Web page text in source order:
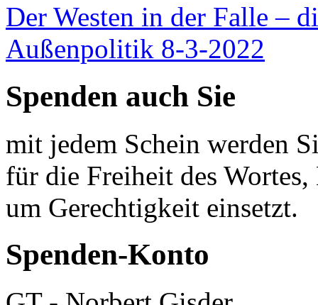
Der Westen in der Falle –
Außenpolitik 8-3-2022
Spenden auch Sie
mit jedem Schein werden
für die Freiheit des
um Gerechtigkeit einsetzt.
Spenden-Konto